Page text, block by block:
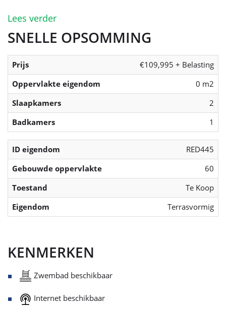
Lees verder
SNELLE OPSOMMING
Prijs
€109,995 + Belasting
Oppervlakte eigendom
0 m2
Slaapkamers
2
Badkamers
1
ID eigendom
RED445
Gebouwde oppervlakte
60
Toestand
Te Koop
Eigendom
Terrasvormig
KENMERKEN
Zwembad beschikbaar
Internet beschikbaar